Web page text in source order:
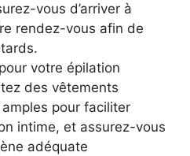
vous d’arriver à
rendez-vous afin de
votre épilation
des vêtements
pour faciliter
intime, et assurez-vous
adéquate